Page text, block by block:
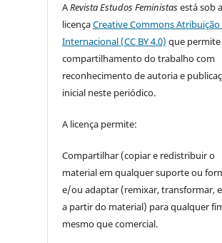
ARevista Estudos Feministasestá sob a
licençaCreative Commons Atribuição
Internacional (CC BY 4.0) que
compartilhamento do trabalho com
reconhecimento de autoria e
inicial neste periódico.
A licença permite:
Compartilhar (copiar e redistribuir o
material em qualquer suporte ou
e/ou adaptar (remixar, transformar,
a partir do material) para qualquer
mesmo que comercial.